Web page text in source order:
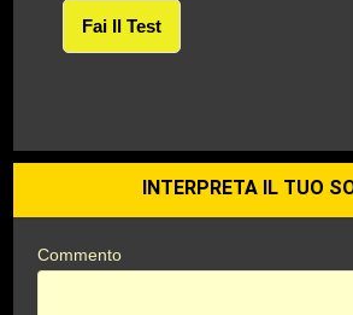
Fai Il Test
INTERPRETA IL TUO
Commento